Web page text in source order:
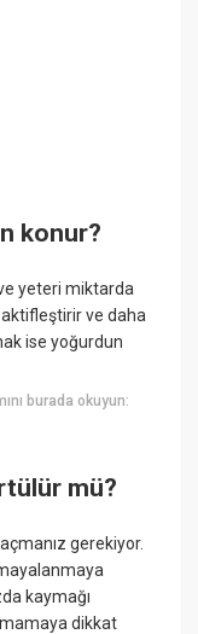
konur?
yeteri miktarda
aktifleştirir ve daha
ise yoğurdun
burada okuyun:
mü?
gerekiyor.
kaymağı
dikkat